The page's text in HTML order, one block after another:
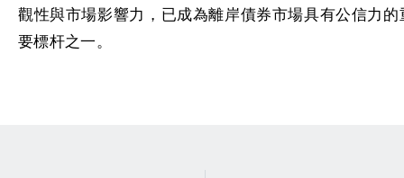
觀性與市場影響力，已成為離岸債券市場具有公信力的
要標杆之一。